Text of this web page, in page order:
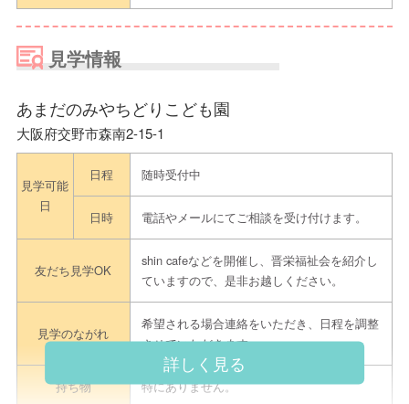
見学情報
あまだのみやちどりこども園
大阪府交野市森南2-15-1
詳しく見る
見学可能
日
日程 随時受付中
日時 電話やメールにてご相談を受け付けます。
友だち見学OK
shin cafeなどを開催し、晋栄福祉会を紹介し
ていますので、是非お越しください。
見学のながれ
希望される場合連絡をいただき、日程を調整
させていただきます。
持ち物 特にありません。